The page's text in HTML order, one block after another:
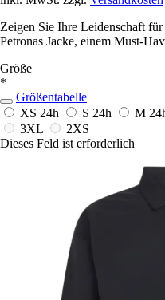
Zeigen Sie Ihre Leidenschaft
Petronas Jacke, einem Must-
Größe
*
Größentabelle
XS 24h S 24h M
3XL
2XS
Dieses Feld ist erforderlich